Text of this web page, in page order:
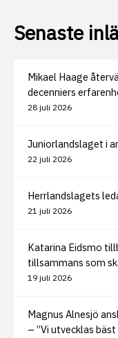
Senaste
Mikael Haage
decenniers
28 juli 2026
Juniorlandslaget i
22 juli 2026
Herrlandslagets
21 juli 2026
Katarina Eidsmo
tillsammans som
19 juli 2026
Magnus Alnesjö
– ”Vi utvecklas